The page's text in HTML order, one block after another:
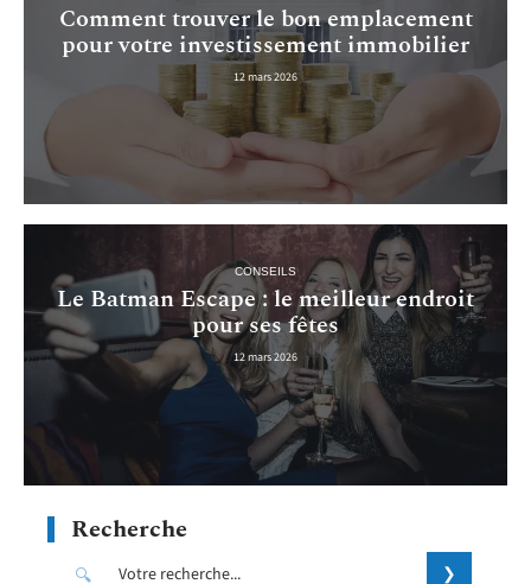
Comment trouver le bon emplacement
pour votre investissement immobilier
12 mars 2026
CONSEILS
Le Batman Escape : le meilleur endroit
pour ses fêtes
12 mars 2026
Recherche